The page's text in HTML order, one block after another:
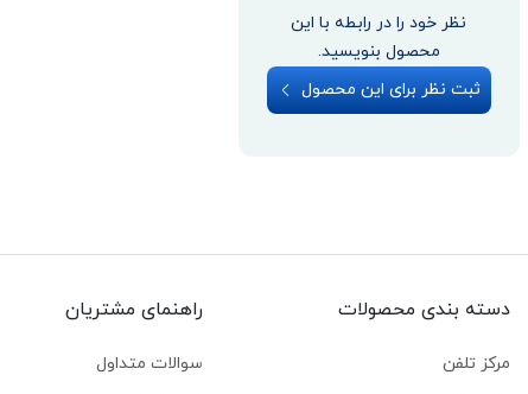
نظر خود را در رابطه با این
محصول بنویسید.
ثبت نظر برای این محصول
دسته بندی محصولات
مرکز تلفن
راهنمای مشتریان
سوالات متداول